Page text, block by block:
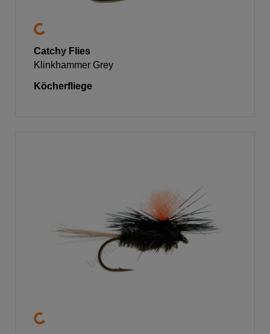
Catchy Flies
Klinkhammer Grey
Köcherfliege